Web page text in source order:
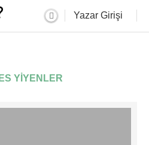
Yazar Girişi
YIYENLER